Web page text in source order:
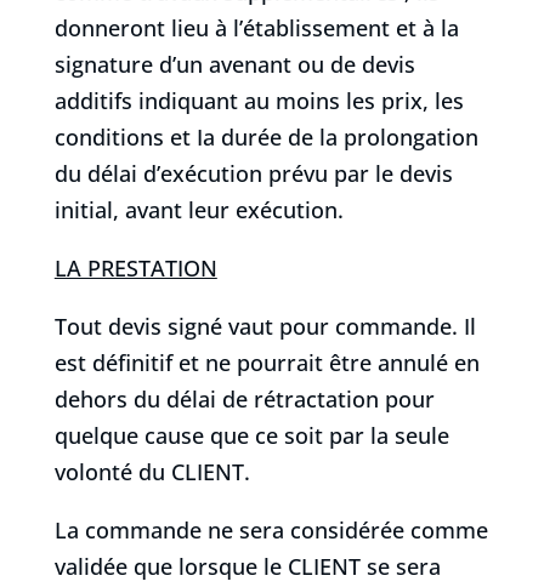
donneront lieu à l’établissement et à la
signature d’un avenant ou de devis
additifs indiquant au moins les prix, les
conditions et Ia durée de la prolongation
du délai d’exécution prévu par le devis
initial, avant leur exécution.
LA PRESTATION
Tout devis signé vaut pour commande. Il
est définitif et ne pourrait être annulé en
dehors du délai de rétractation pour
quelque cause que ce soit par la seule
volonté du CLIENT.
La commande ne sera considérée comme
validée que lorsque le CLIENT se sera